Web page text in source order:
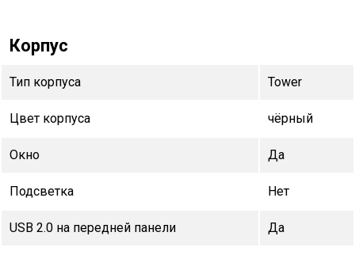
Корпус
Тип корпуса Tower
Цвет корпуса чёрный
Окно Да
Подсветка Нет
USB 2.0 на передней панели Да